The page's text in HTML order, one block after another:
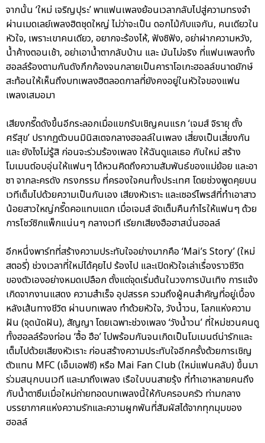
จากนั้น ‘ใหม่ เจริญปุระ’ พาแฟนเพลงย้อนเวลากลับไปสู่ความทรงจำ
ผ่านเมดเลย์เพลงฮิตชุดใหญ่ ไม่ว่าจะเป็น ดอกไม้กับแจกัน, คนเดียวใน
หัวใจ, เพราะเขาคนเดียว, อยากจะร้องไห้, ฟังซิฟัง, อย่าฝากความหวัง,
น้ำค้างตอนเช้า, อย่าเอาน้ำตากลับบ้าน และ มันไม่จริง ที่แฟนเพลงทั้ง
ฮอลล์ร้องตามกันดังกึกก้องจนกลายเป็นคาราโอเกะฮอลล์ขนาดยักษ์
สะท้อนให้เห็นถึงบทเพลงฮิตลอดกาลที่ยังคงอยู่ในหัวใจของแฟน
เพลงเสมอมา
เสียงกรี๊ดดังขึ้นอีกระลอกเมื่อแขกรับเชิญคนแรก ‘เจมส์ จิรายุ ตั้ง
ศรีสุข’ ปรากฏตัวบนมินิสเตจกลางฮอลล์ในเพลง เสี่ยงเป็นเสี่ยงกัน
และ ยังไงไม่รู้สิ ก่อนจะร่วมร้องเพลง ให้ฉันดูแลเธอ กับใหม่ สร้าง
โมเมนต์อบอุ่นให้แฟนๆ ได้หวนคิดถึงความสัมพันธ์ของแม่ย้อย และอา
ซา จากละครดัง กรงกรรม ที่ครองใจคนทั้งประเทศ โดยช่วงพูดคุยบน
เวทีเต็มไปด้วยความเป็นกันเอง เสียงหัวเราะ และเซอร์ไพรส์ที่ทำเอาสาว
น้อยสาวใหญ่กรี๊ดคอแทบแตก เมื่อเจมส์ จัดเต็มคืนกำไรให้แฟนๆ ด้วย
การโชว์ซิกแพ็กแน่นๆ กลางเวที เรียกเสียงฮือฮาสนั่นฮอลล์
อีกหนึ่งพาร์ทที่สร้างความประทับใจอย่างมากคือ ‘Mai’s Story’ (ใหม่
สตอรี่) ช่วงเวลาที่ใหม่ได้คุยไป ร้องไป และเปิดหัวใจเล่าเรื่องราวชีวิต
ของตัวเองอย่างหมดเปลือก ตั้งแต่จุดเริ่มต้นในวงการบันเทิง การแจ้ง
เกิดจากงานแสดง ความสำเร็จ อุปสรรค รวมถึงผู้คนสำคัญที่อยู่เบื้อง
หลังเส้นทางชีวิต ผ่านบทเพลง ทำด้วยหัวใจ, วังน้ำวน, โลกแห่งความ
ฝัน (จุดนัดฝัน), สัญญา โดยเฉพาะช่วงเพลง ‘วังน้ำวน’ ที่ใหม่ชวนคนดู
ทั้งฮอลล์ร้องท่อน ‘ฮื้อ ฮือ’ ไปพร้อมกันจนเกิดเป็นโมเมนต์น่ารักและ
เต็มไปด้วยเสียงหัวเราะ ก่อนสร้างความประทับใจอีกครั้งด้วยการเชิญ
ตัวแทน MFC (เอ็มเอฟซี) หรือ Mai Fan Club (ใหม่แฟนคลับ) ขึ้นมา
ร่วมสนุกบนเวที และมาถึงเพลง เรือใบบนสายรุ้ง ที่ทำเอาหลายคนถึง
กับน้ำตาซึมเมื่อใหม่ถ่ายทอดบทเพลงนี้ให้กับครอบครัว ท่ามกลาง
บรรยากาศแห่งความรักและความผูกพันที่สัมผัสได้จากทุกมุมของ
ฮอลล์